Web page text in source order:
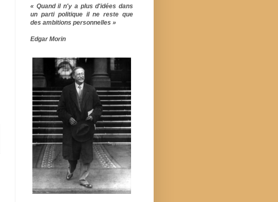
« Quand il n'y a plus d'idées dans
un parti politique il ne reste que
des ambitions personnelles »
Edgar Morin